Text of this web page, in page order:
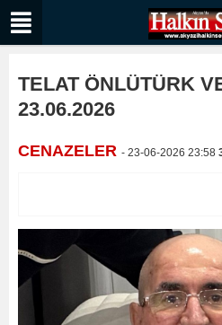
TELAT ÖNLÜTÜRK
23.06.2026
CENAZELER - 23-06-2026 23:58